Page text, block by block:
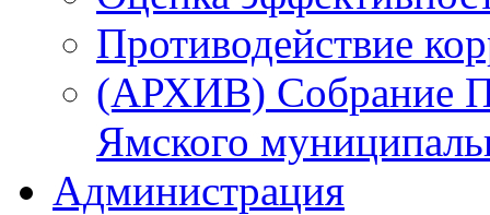
Противодействие
(АРХИВ) Собрание
Ямского
Администрация